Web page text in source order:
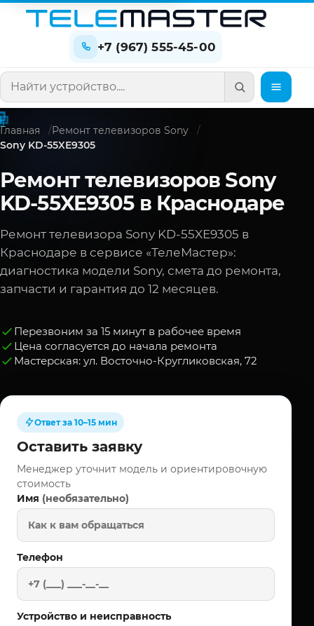
+7 (967) 555-45-00
Поиск по сайту
Главная
Ремонт телевизоров Sony
Sony KD-55XE9305
Ремонт телевизоров Sony
KD-55XE9305 в Краснодаре
Ремонт телевизора Sony KD-55XE9305 в
Краснодаре в сервисе «ТелеМастер»:
диагностика модели Sony, смета до ремонта,
запчасти и гарантия до 12 месяцев.
Перезвоним за 15 минут в рабочее время
Цена согласуется до начала ремонта
Мастерская: ул. Восточно-Кругликовская, 72
Ответ за 10–15 мин
Оставить заявку
Менеджер уточнит модель и ориентировочную
стоимость
Имя (необязательно)
Телефон
Устройство и неисправность